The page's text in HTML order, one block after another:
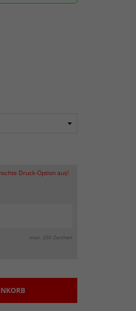
Druck-Option aus!
max. 250 Zeichen